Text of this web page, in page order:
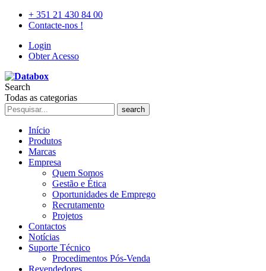
+ 351 21 430 84 00
Contacte-nos !
Login
Obter Acesso
Search
Todas as categorias
search
Início
Produtos
Marcas
Empresa
Quem Somos
Gestão e Ética
Oportunidades de Emprego
Recrutamento
Projetos
Contactos
Notícias
Suporte Técnico
Procedimentos Pós-Venda
Revendedores